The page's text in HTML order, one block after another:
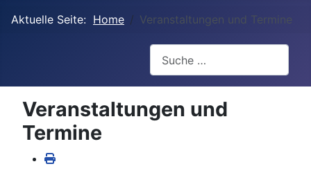
Aktuelle Seite: Home Veranstaltungen und Termine
Veranstaltungen und
Termine